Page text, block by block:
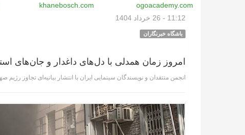
ogoacademy.com
khanebosch.com
11:12 - 26 خرداد 1404
باشگاه خبرنگاران
امروز زمان همدلی با دل‌های داغدار و جان‌های
انجمن منتقدان و نویسندگان سینمایی ایران با انتشار بیانیه‌ای تجاوز